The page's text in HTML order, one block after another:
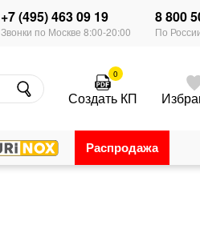
+7 (495) 463 09 19
Звонки по Москве 8:00-20:00
8 800
По
0
Создать КП
Распродажа